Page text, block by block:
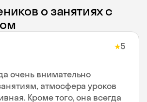
о занятиях с
★5
очень внимательно
атмосфера уроков
Кроме того, она всегда